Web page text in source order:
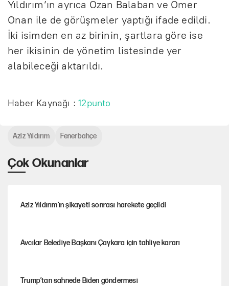
Yıldırım’ın ayrıca Ozan Balaban ve Ömer
Onan ile de görüşmeler yaptığı ifade edildi.
İki isimden en az birinin, şartlara göre ise
her ikisinin de yönetim listesinde yer
alabileceği aktarıldı.
Haber Kaynağı :12punto
Çok Okunanlar
Aziz Yıldırım’ın şikayeti sonrası harekete geçildi
Avcılar Belediye Başkanı Çaykara için tahliye kararı
Trump’tan sahnede Biden göndermesi
Aziz Yıldırım Fenerbahçe